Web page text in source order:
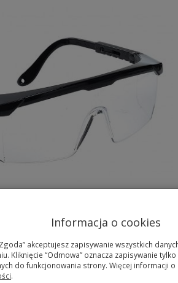
OKULARY OCHRONNE
przeciwodpryskowe okulary ochronne.
Informacja o cookies
akceptujesz zapisywanie wszystkich
Kliknięcie “Odmowa” oznacza zapisywanie tylko
do funkcjonowania strony. Więcej informacji o
.